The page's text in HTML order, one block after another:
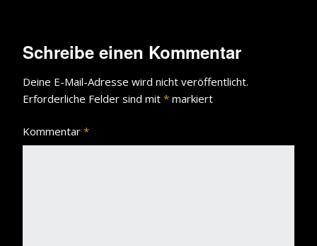
Schreibe einen Kommentar
Deine E-Mail-Adresse wird nicht veröffentlicht.
Erforderliche Felder sind mit * markiert
Kommentar *